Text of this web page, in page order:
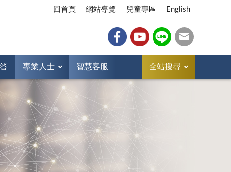
回首頁 網站導覽 兒童專區 English
專業人士 智慧客服 全站搜尋